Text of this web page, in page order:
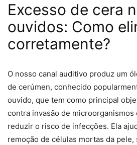
Excesso de cera
ouvidos: Como
corretamente?
O nosso canal auditivo produz um
de cerúmen, conhecido
ouvido, que tem como principal
contra invasão de microorganismos
reduzir o risco de infecções. Ela
remoção de células mortas da pele,